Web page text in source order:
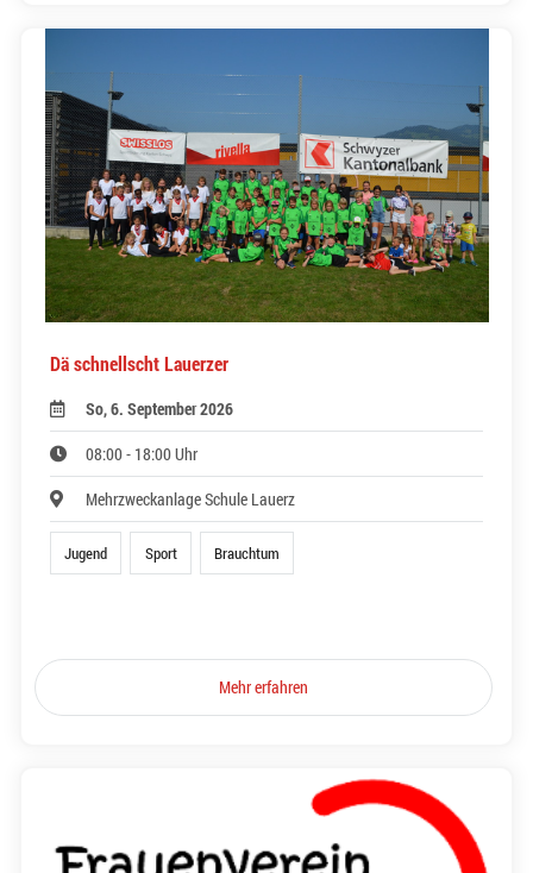
Dä schnellscht Lauerzer
So, 6. September 2026
08:00 - 18:00 Uhr
Mehrzweckanlage Schule Lauerz
Jugend Sport Brauchtum
Mehr erfahren